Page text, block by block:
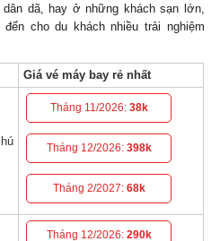
dã, hay ở những khách sạn lớn,
cho du khách nhiều trải nghiệm
Giá vé máy bay rẻ nhất
Tháng 11/2026: 38k
Tháng 12/2026: 398k
Tháng 2/2027: 68k
Tháng 12/2026: 290k